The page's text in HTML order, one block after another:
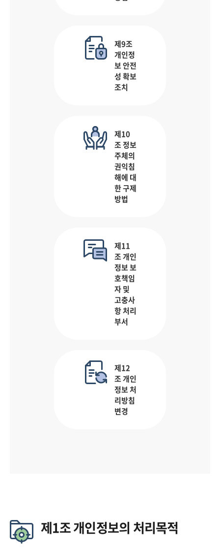
제9조
개인정
보 안전
성 확보
조치
제10
조 정보
주체의
권익침
해에 대
한 구제
방법
제11
조 개인
정보 보
호책임
자 및
고충사
항 처리
부서
제12
조 개인
정보 처
리방침
변경
제1조 개인정보의 처리목적